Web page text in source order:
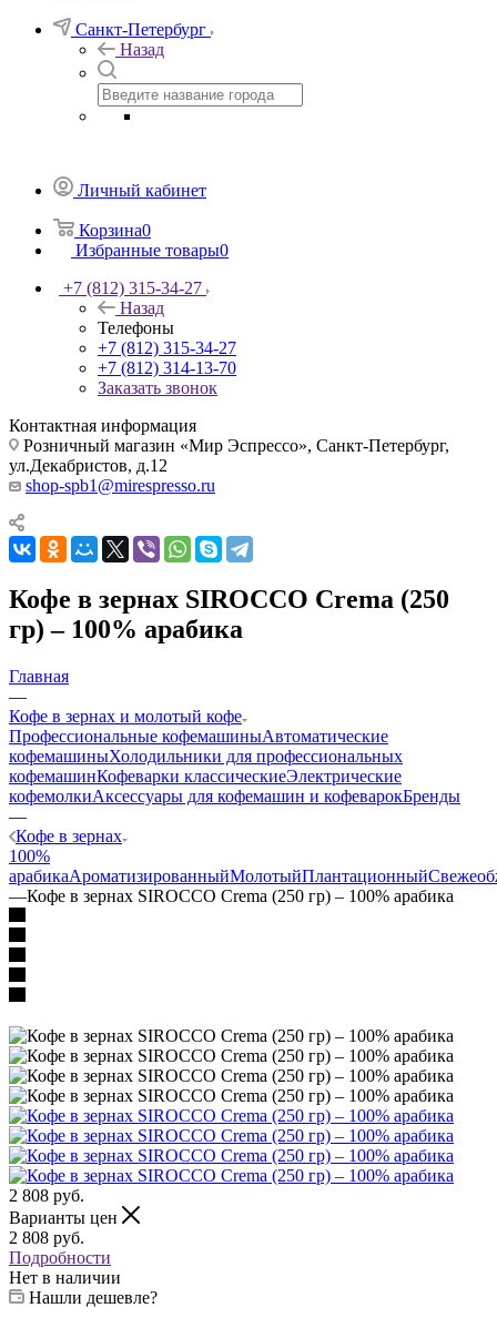
Санкт-Петербург
Назад
Личный кабинет
Корзина0
Избранные товары0
+7 (812) 315-34-27
Назад
Телефоны
+7 (812) 315-34-27
+7 (812) 314-13-70
Заказать звонок
Контактная информация
Розничный магазин «Мир Эспрессо», Санкт-Петербург,
ул.Декабристов, д.12
shop-spb1@mirespresso.ru
Кофе в зернах SIROCCO Crema (250
гр) – 100% арабика
Главная
—
Кофе в зернах и молотый кофе
Профессиональные кофемашиныАвтоматические
кофемашиныХолодильники для профессиональных
кофемашинКофеварки классическиеЭлектрические
кофемолкиАксессуары для кофемашин и кофеварокБренды
—
Кофе в зернах
100%
арабикаАроматизированныйМолотыйПлантационный
—Кофе в зернах SIROCCO Crema (250 гр) – 100% арабика
2 808 руб.
Варианты цен
2 808 руб.
Подробности
Нет в наличии
Нашли дешевле?